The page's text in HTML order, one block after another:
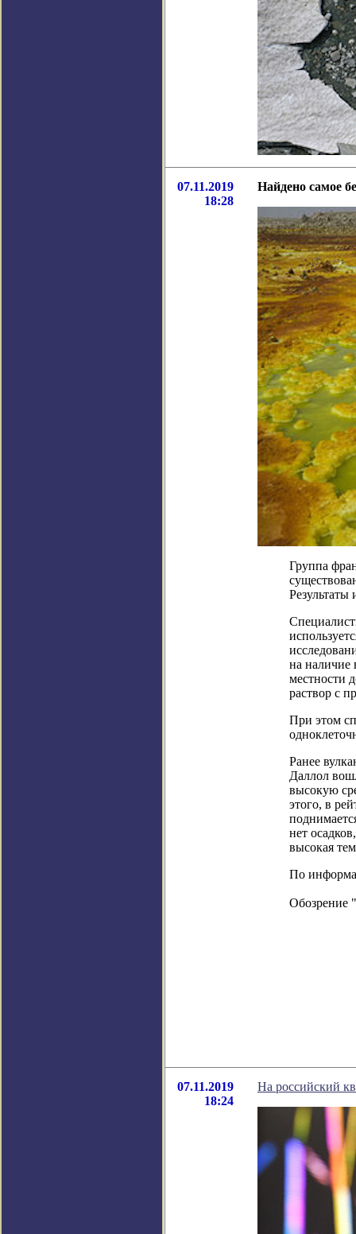
07.11.2019
18:28
Найдено самое
Группа
на наличие
местности
раствор с
При этом
Ранее
Даллол
высокую
этого, в
нет
высокая
По
Обозрение "
07.11.2019
18:24
На российский